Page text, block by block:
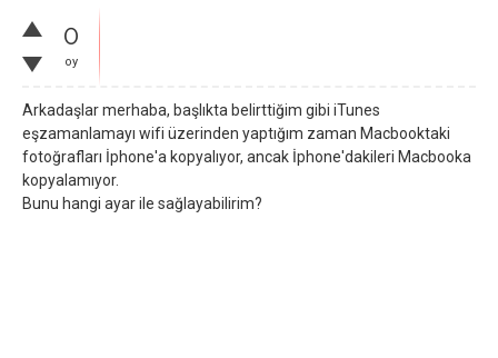
0
oy
Arkadaşlar merhaba, başlıkta belirttiğim gibi iTunes
eşzamanlamayı wifi üzerinden yaptığım zaman Macbooktaki
fotoğrafları İphone'a kopyalıyor, ancak İphone'dakileri Macbooka
kopyalamıyor.
Bunu hangi ayar ile sağlayabilirim?